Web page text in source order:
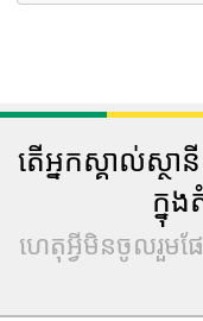
តើអ្នកស្គាល់
ក្នុ
ហេតុអ្វីមិនចូលរួម